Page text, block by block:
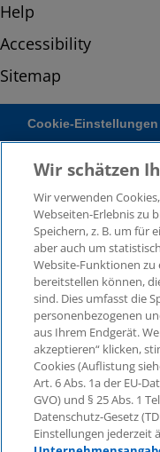
Help
Accessibility
Sitemap
Cookie-Einstellungen
© 2026 KPMG Law
associated with KPMG
a public limited
member of the global
member firms
Private English
reserved. For more
global organisation,
https://home.kpmg/
Wir schätzen
Wir verwenden
Webseiten-Erlebnis zu
Speichern, z. B. um für
aber auch um
Website-Funktionen
bereitstellen können,
sind. Dies umfasst die
personenbezogenen
aus Ihrem Endgerät.
akzeptieren“ klicken,
Cookies (Auflistung
Art. 6 Abs. 1a der EU-
GVO) und § 25 Abs. 1
Datenschutz-Gesetz
Einstellungen jederzeit